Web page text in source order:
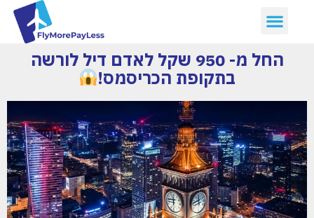
החל מ- 950 שקל לאדם דיל לורשה
בתקופת הכריסמס!